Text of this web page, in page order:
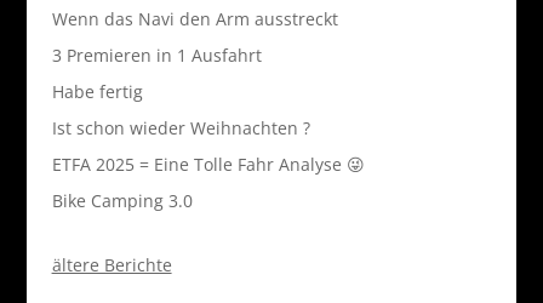
Wenn das Navi den Arm ausstreckt
3 Premieren in 1 Ausfahrt
Habe fertig
Ist schon wieder Weihnachten ?
ETFA 2025 = Eine Tolle Fahr Analyse 😜
Bike Camping 3.0
ältere Berichte